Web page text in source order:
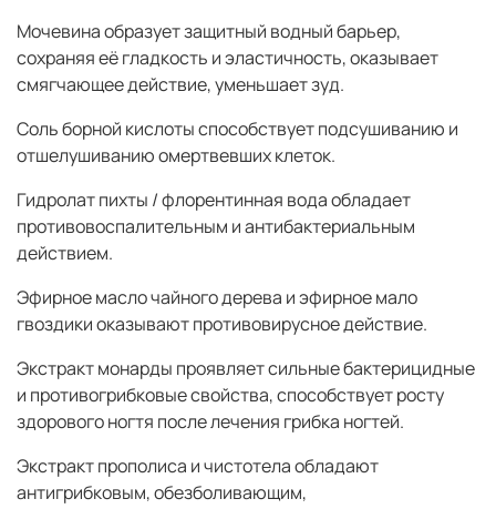
Мочевина образует защитный водный барьер,
сохраняя её гладкость и эластичность, оказывает
смягчающее действие, уменьшает зуд.
Соль борной кислоты способствует подсушиванию и
отшелушиванию омертвевших клеток.
Гидролат пихты / флорентинная вода обладает
противовоспалительным и антибактериальным
действием.
Эфирное масло чайного дерева и эфирное мало
гвоздики оказывают противовирусное действие.
Экстракт монарды проявляет сильные бактерицидные
и противогрибковые свойства, способствует росту
здорового ногтя после лечения грибка ногтей.
Экстракт прополиса и чистотела обладают
антигрибковым, обезболивающим,